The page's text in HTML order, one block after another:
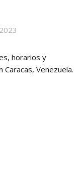
horarios y
Venezuela.